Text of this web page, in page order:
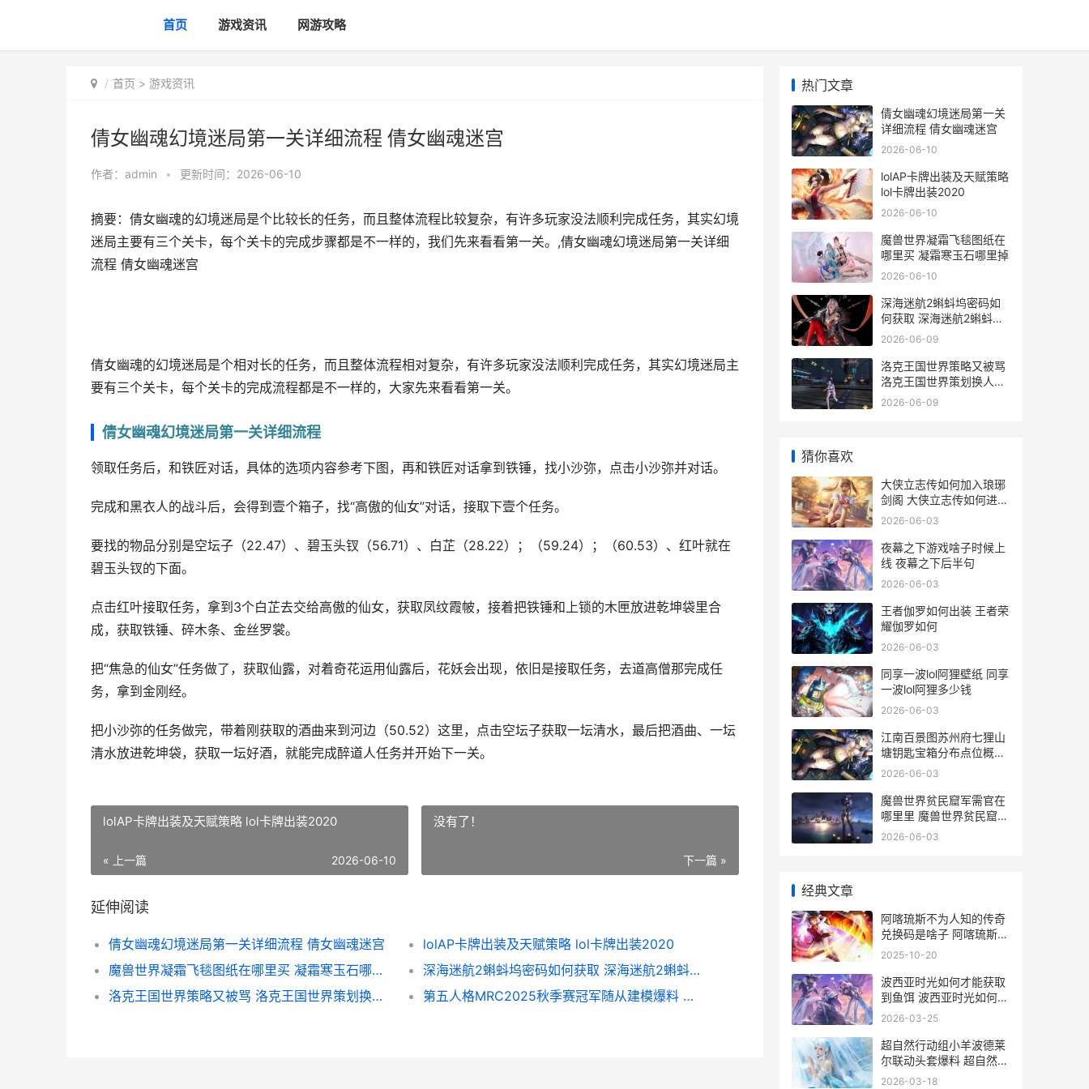
首页 游戏资讯 网游攻略
首页 > 游戏资讯
倩女幽魂幻境迷局第一关详细流程 倩女幽魂迷宫
作者： admin • 更新时间：2026-06-10
摘要：倩女幽魂的幻境迷局是个比较长的任务，而且整体流程比较复杂，有许多玩家没法顺利完成任务，其实幻境
迷局主要有三个关卡，每个关卡的完成步骤都是不一样的，我们先来看看第一关。,倩女幽魂幻境迷局第一关详细
流程 倩女幽魂迷宫
倩女幽魂的幻境迷局是个相对长的任务，而且整体流程相对复杂，有许多玩家没法顺利完成任务，其实幻境迷局主
要有三个关卡，每个关卡的完成流程都是不一样的，大家先来看看第一关。
倩女幽魂幻境迷局第一关详细流程
领取任务后，和铁匠对话，具体的选项内容参考下图，再和铁匠对话拿到铁锤，找小沙弥，点击小沙弥并对话。
完成和黑衣人的战斗后，会得到壹个箱子，找“高傲的仙女”对话，接取下壹个任务。
要找的物品分别是空坛子（22.47）、碧玉头钗（56.71）、白芷（28.22）；（59.24）；（60.53）、红叶就在
碧玉头钗的下面。
点击红叶接取任务，拿到3个白芷去交给高傲的仙女，获取凤纹霞帔，接着把铁锤和上锁的木匣放进乾坤袋里合
成，获取铁锤、碎木条、金丝罗裳。
把“焦急的仙女”任务做了，获取仙露，对着奇花运用仙露后，花妖会出现，依旧是接取任务，去道高僧那完成任
务，拿到金刚经。
把小沙弥的任务做完，带着刚获取的酒曲来到河边（50.52）这里，点击空坛子获取一坛清水，最后把酒曲、一坛
清水放进乾坤袋，获取一坛好酒，就能完成醉道人任务并开始下一关。
lolAP卡牌出装及天赋策略 lol卡牌出装2020
« 上一篇 2026-06-10
没有了！
下一篇 »
延伸阅读
倩女幽魂幻境迷局第一关详细流程 倩女幽魂迷宫
lolAP卡牌出装及天赋策略 lol卡牌出装2020
魔兽世界凝霜飞毯图纸在哪里买 凝霜寒玉石哪里掉
深海迷航2蝌蚪坞密码如何获取 深海迷航2蝌蚪号停靠站放不了
洛克王国世界策略又被骂 洛克王国世界策划换人了吗
第五人格MRC2025秋季赛冠军随从建模爆料 第五人格官网下载
热门文章
倩女幽魂幻境迷局第一关
详细流程 倩女幽魂迷宫
2026-06-10
lolAP卡牌出装及天赋策略
lol卡牌出装2020
2026-06-10
魔兽世界凝霜飞毯图纸在
哪里买 凝霜寒玉石哪里掉
2026-06-10
深海迷航2蝌蚪坞密码如
何获取 深海迷航2蝌蚪号
停靠站放不了
2026-06-09
洛克王国世界策略又被骂
洛克王国世界策划换人了
吗
2026-06-09
猜你喜欢
大侠立志传如何加入琅琊
剑阁 大侠立志传如何进入
神捕门
2026-06-03
夜幕之下游戏啥子时候上
线 夜幕之下后半句
2026-06-03
王者伽罗如何出装 王者荣
耀伽罗如何
2026-06-03
同享一波lol阿狸壁纸 同享
一波lol阿狸多少钱
2026-06-03
江南百景图苏州府七狸山
塘钥匙宝箱分布点位概括
江南百景图苏州府探险桃
2026-06-03
魔兽世界贫民窟军需官在
哪里里 魔兽世界贫民窟声
望刷哪个副本
2026-06-03
经典文章
阿喀琉斯不为人知的传奇
兑换码是啥子 阿喀琉斯不
为人知的传奇好玩吗
2025-10-20
波西亚时光如何才能获取
到鱼饵 波西亚时光如何雇
佣艾克
2026-03-25
超自然行动组小羊波德莱
尔联动头套爆料 超自然行
动组小视频
2026-03-18